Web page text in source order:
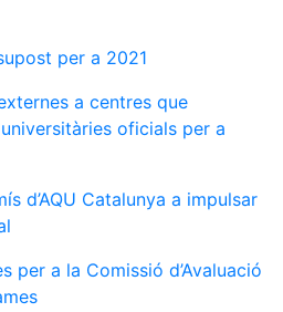
per a 2021
a centres que
oficials per a
d’AQU Catalunya a impulsar
per a la Comissió d’Avaluació